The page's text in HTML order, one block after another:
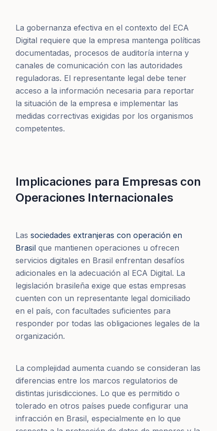
La gobernanza efectiva en el contexto del ECA
Digital requiere que la empresa mantenga políticas
documentadas, procesos de auditoría interna y
canales de comunicación con las autoridades
reguladoras. El representante legal debe tener
acceso a la información necesaria para reportar
la situación de la empresa e implementar las
medidas correctivas exigidas por los organismos
competentes.
Implicaciones para Empresas con
Operaciones Internacionales
Las sociedades extranjeras con operación en
Brasil que mantienen operaciones u ofrecen
servicios digitales en Brasil enfrentan desafíos
adicionales en la adecuación al ECA Digital. La
legislación brasileña exige que estas empresas
cuenten con un representante legal domiciliado
en el país, con facultades suficientes para
responder por todas las obligaciones legales de la
organización.
La complejidad aumenta cuando se consideran las
diferencias entre los marcos regulatorios de
distintas jurisdicciones. Lo que es permitido o
tolerado en otros países puede configurar una
infracción en Brasil, especialmente en lo que